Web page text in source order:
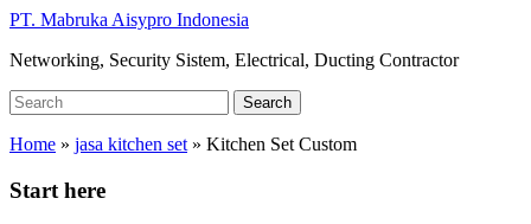
Skip
main
PT. Mabruka Aisypro Indonesia
Networking, Security Sistem, Electrical, Ducting Contractor
Search
for:
Search
Home » jasa kitchen set » Kitchen Set Custom
Start here